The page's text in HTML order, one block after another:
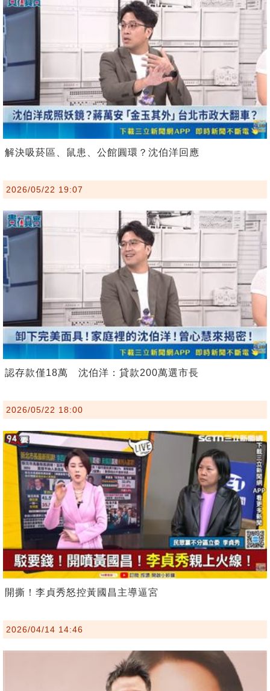
解決吸菸區、鼠患、公館圓環？沈伯洋回應
2026/05/22 19:07
認存款僅18萬 沈伯洋：貸款200萬選市長
2026/05/22 18:00
開撕！李貞秀怒控黃國昌主導逼宮
2026/04/14 14:46